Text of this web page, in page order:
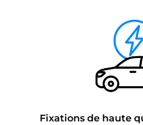
Fixations de haute